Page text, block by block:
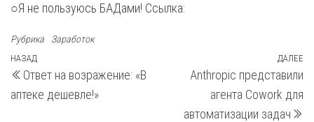
○Я не пользуюсь БАДами! Ссылка:
Рубрика Заработок
Навигация
по
записям
Предыдущая
запись
НАЗАД
Ответ на возражение: «В
аптеке дешевле!»
ДАЛЕЕ
Anthropic представили
агента Cowork для
автоматизации задач